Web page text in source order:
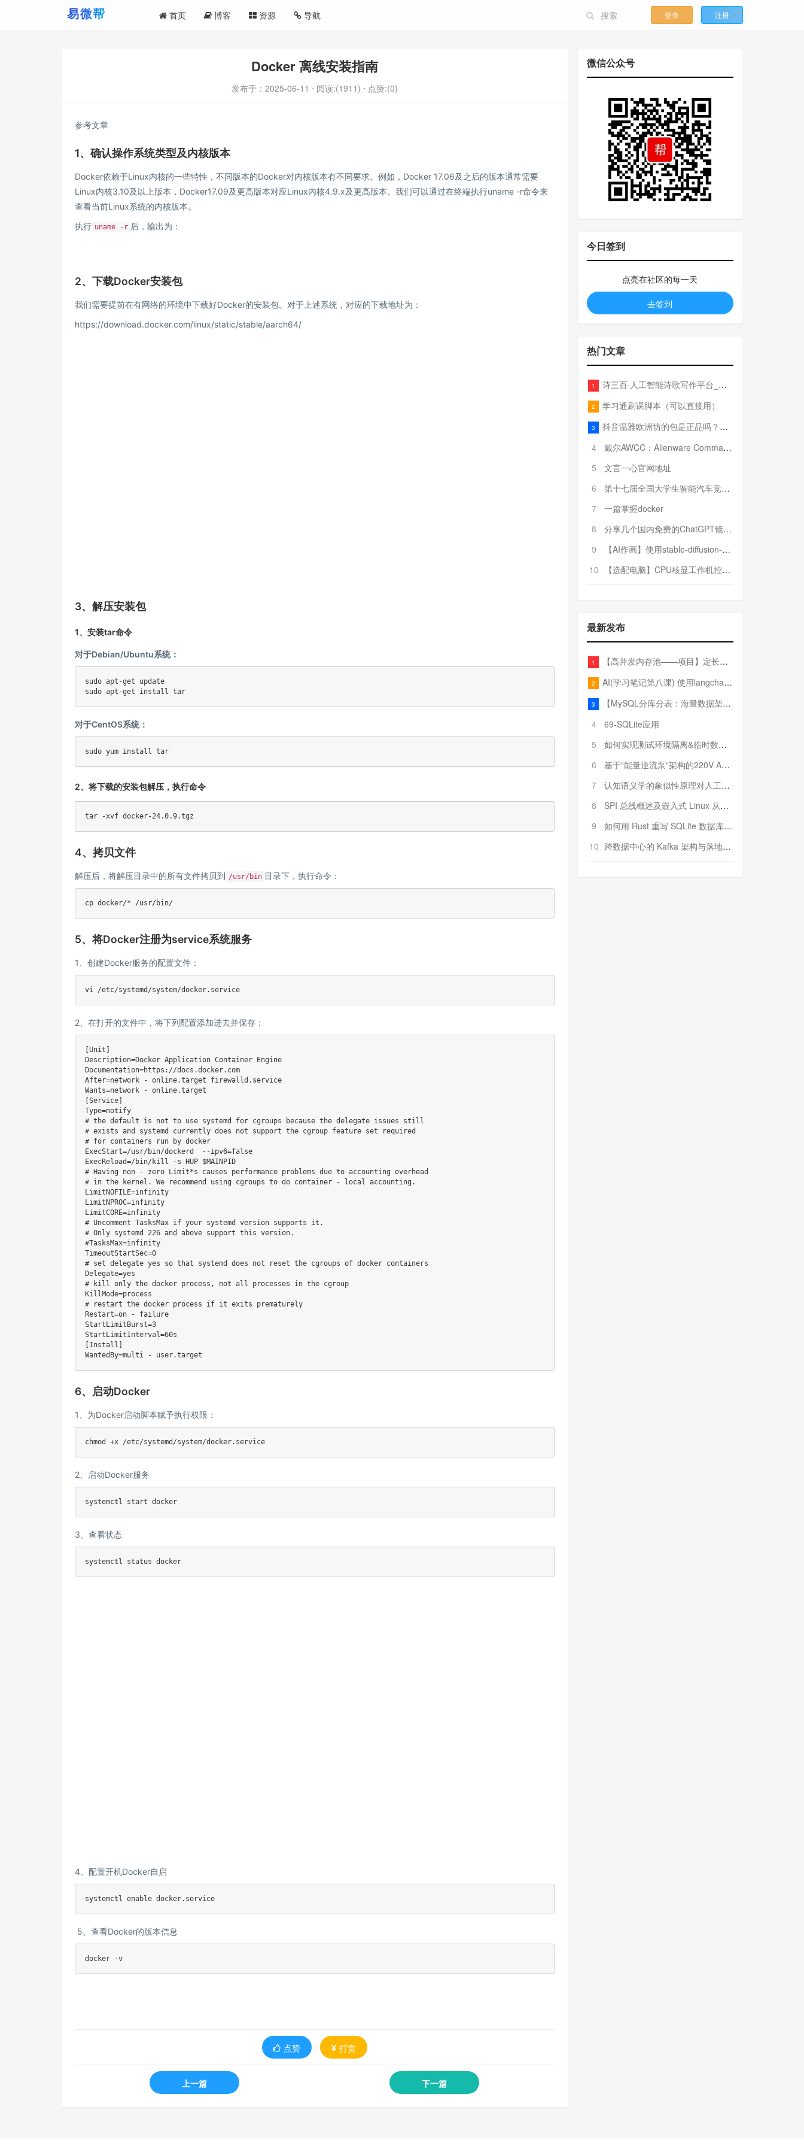
首页 博客 资源 导航 登录 注册
Docker 离线安装指南
发布于： 2025-06-11 ⋅ 阅读:(1911) ⋅ 点赞:(0)
参考文章
1、确认操作系统类型及内核版本
Docker依赖于Linux内核的一些特性，不同版本的Docker对内核版本有不同要求。例如，Docker 17.06及之后的版本通常需要
Linux内核3.10及以上版本，Docker17.09及更高版本对应Linux内核4.9.x及更高版本。我们可以通过在终端执行uname -r命令来
查看当前Linux系统的内核版本。
执行 uname -r 后，输出为：
2、下载Docker安装包
我们需要提前在有网络的环境中下载好Docker的安装包。对于上述系统，对应的下载地址为：
https://download.docker.com/linux/static/stable/aarch64/
3、解压安装包
1、安装tar命令
对于Debian/Ubuntu系统：
sudo apt-get update
sudo apt-get install tar
对于CentOS系统：
sudo yum install tar
2、将下载的安装包解压，执行命令
tar -xvf docker-24.0.9.tgz
4、拷贝文件
解压后，将解压目录中的所有文件拷贝到 /usr/bin 目录下，执行命令：
cp docker/* /usr/bin/
5、将Docker注册为service系统服务
1、创建Docker服务的配置文件：
vi /etc/systemd/system/docker.service
2、在打开的文件中，将下列配置添加进去并保存：
[Unit]
Description=Docker Application Container Engine
Documentation=https://docs.docker.com
After=network - online.target firewalld.service
Wants=network - online.target
[Service]
Type=notify
# the default is not to use systemd for cgroups because the delegate issues still
# exists and systemd currently does not support the cgroup feature set required
# for containers run by docker
ExecStart=/usr/bin/dockerd  --ipv6=false
ExecReload=/bin/kill -s HUP $MAINPID
# Having non - zero Limit*s causes performance problems due to accounting overhead
# in the kernel. We recommend using cgroups to do container - local accounting.
LimitNOFILE=infinity
LimitNPROC=infinity
LimitCORE=infinity
# Uncomment TasksMax if your systemd version supports it.
# Only systemd 226 and above support this version.
#TasksMax=infinity
TimeoutStartSec=0
# set delegate yes so that systemd does not reset the cgroups of docker containers
Delegate=yes
# kill only the docker process, not all processes in the cgroup
KillMode=process
# restart the docker process if it exits prematurely
Restart=on - failure
StartLimitBurst=3
StartLimitInterval=60s
[Install]
6、启动Docker
1、为Docker启动脚本赋予执行权限：
chmod +x /etc/systemd/system/docker.service
2、启动Docker服务
systemctl start docker
3、查看状态
systemctl status docker
4、配置开机Docker自启
systemctl enable docker.service
5、查看Docker的版本信息
docker -v
点赞 打赏
上一篇 下一篇
微信公众号
今日签到
点亮在社区的每一天
去签到
热门文章
1 诗三百·人工智能诗歌写作平台_在线作诗机_藏头诗生成器_电脑对联_姓名作诗
2 学习通刷课脚本（可以直接用）
3
抖音温雅欧洲坊的包是正品吗？温雅卖的包为啥那么便宜？
4
戴尔AWCC：Alienware Command Center 故障排除方法，里面附有超全详解呦，快来快来，欢迎观看~
5
文言一心官网地址
6
第十七届全国大学生智能汽车竞赛全国总决赛参赛队伍奖项公告
7
一篇掌握docker
8
分享几个国内免费的ChatGPT镜像网址(亲测有效-4月25日更新)
9
【AI作画】使用stable-diffusion-webui搭建AI作画平台
10
【选配电脑】CPU核显工作机控制预算5000
最新发布
1 【高并发内存池——项目】定长内存池——开胃小菜
2 AI(学习笔记第八课) 使用langchain的embedding models
3
【MySQL分库分表：海量数据架构的终极解决方案】
4
69-SQLite应用
5
如何实现测试环境隔离&临时数据库（pytest+SQLite）
6
基于“能量逆流泵“架构的220V AC至20V DC 300W高效电源设计
7
认知语义学的象似性原理对人工智能自然语言处理深层语义分析的影响与启示
8
SPI 总线概述及嵌入式 Linux 从属 SPI 设备驱动程序开发（第二部分，实践）
9
如何用 Rust 重写 SQLite 数据库（二）:是否有市场空间？
10 跨数据中心的 Kafka 架构与落地实战